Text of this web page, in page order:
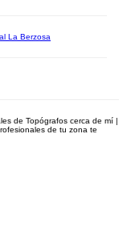
La Berzosa
de Topógrafos cerca de mí |
de tu zona te